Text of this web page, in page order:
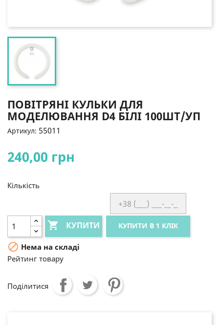
ПОВІТРЯНІ КУЛЬКИ ДЛЯ
МОДЕЛЮВАННЯ D4 БІЛІ 100ШТ/УП
Артикул: 55011
240,00 грн
Кількість
 КУПИТИ КУПИТИ В 1 КЛІК
 Нема на складі
Рейтинг товару
Поділитися